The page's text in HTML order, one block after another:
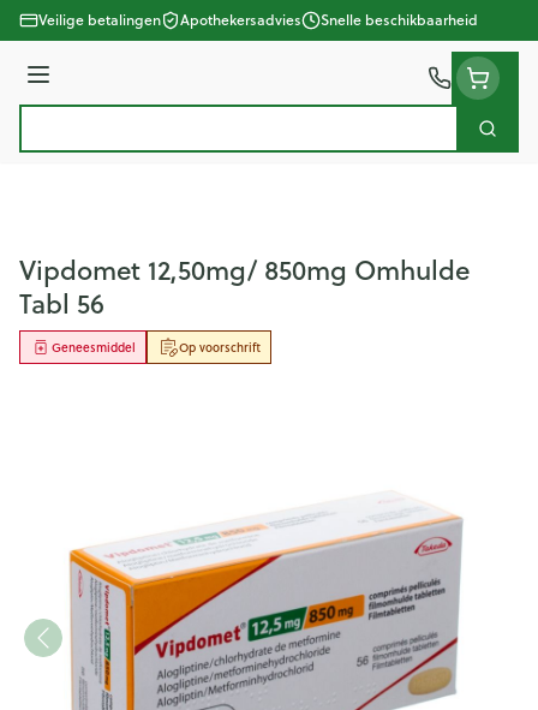
Ga naar de inhoud
Veilige betalingen Apothekersadvies Snelle beschikbaarheid
Menu
Zoek
Vipdomet 12,50mg/ 850mg Omhulde
Tabl 56
Op voorschrift
Geneesmiddel